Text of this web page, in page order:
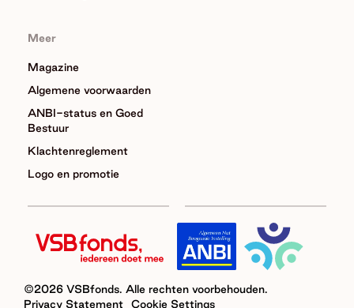
Meer
Magazine
Algemene voorwaarden
ANBI-status en Goed
Bestuur
Klachtenreglement
Logo en promotie
©2026 VSBfonds. Alle rechten voorbehouden.
Privacy Statement
Cookie Settings